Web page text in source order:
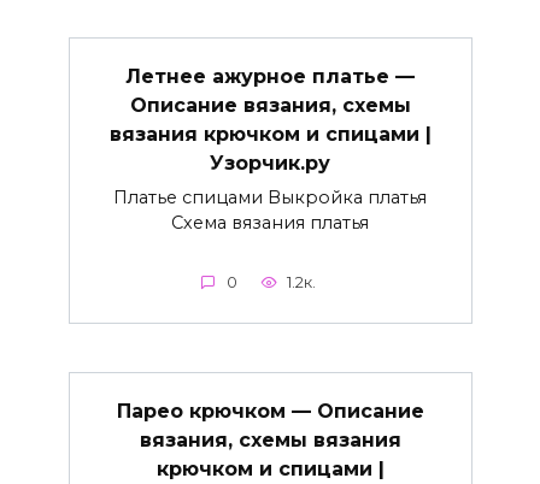
Летнее ажурное платье —
Описание вязания, схемы
вязания крючком и спицами |
Узорчик.ру
Платье спицами Выкройка платья
Схема вязания платья
0 1.2к.
Парео крючком — Описание
вязания, схемы вязания
крючком и спицами |